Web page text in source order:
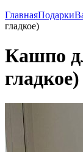
ГлавнаяПодарки
гладкое)
Кашпо
гладкое)